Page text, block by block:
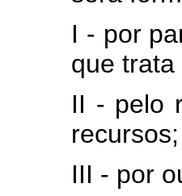
I - por
que
II - pelo
III - por